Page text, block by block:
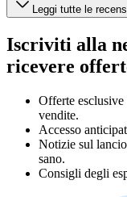
Leggi tutte le
Iscriviti alla
ricevere
Offerte
vendite.
Accesso
Notizie sul
sano.
Consigli degli